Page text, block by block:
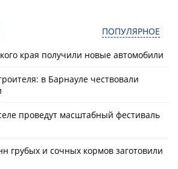
ПОПУЛЯРНОЕ
края получили новые автомобили
в Барнауле чествовали
проведут масштабный фестиваль
грубых и сочных кормов заготовили